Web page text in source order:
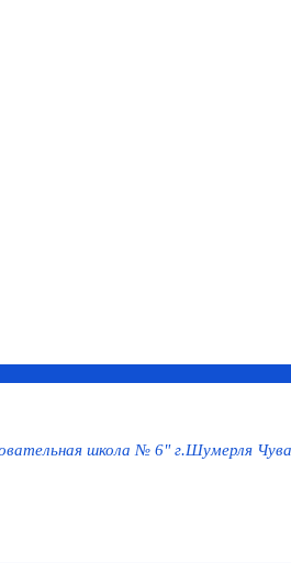
школа № 6" г.Шумерля